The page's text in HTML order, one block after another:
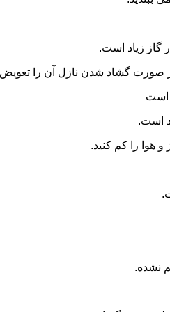
گاز زیاد است.
صورت گشاد شدن نازل آن را تعویض
است.
هوا را کم کنید.
نشده.